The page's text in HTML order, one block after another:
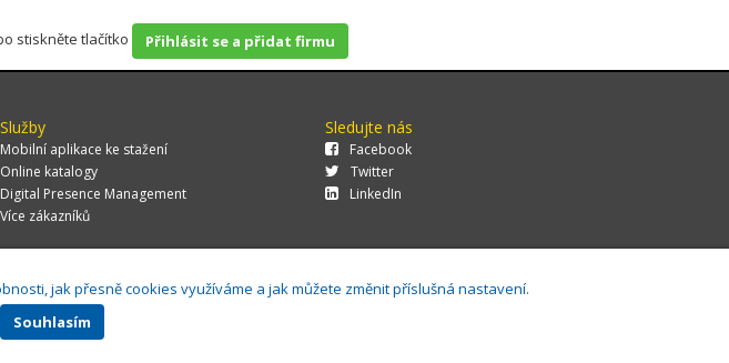
stiskněte tlačítko Přihlásit se a přidat firmu
Služby
Mobilní aplikace ke stažení
Online katalogy
Digital Presence Management
Více zákazníků
Sledujte nás
Facebook
Twitter
LinkedIn
10, tel.: +420 771 270 421, verze 1.29.0.143,
jak přesně cookies využíváme a jak můžete změnit příslušná nastavení.
Souhlasím